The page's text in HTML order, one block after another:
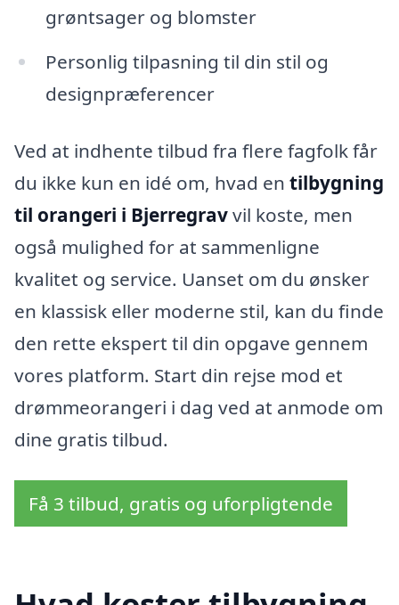
grøntsager og blomster
Personlig tilpasning til din stil og
designpræferencer
Ved at indhente tilbud fra flere fagfolk får
du ikke kun en idé om, hvad en tilbygning
til orangeri i Bjerregravvil koste, men
også mulighed for at sammenligne
kvalitet og service. Uanset om du ønsker
en klassisk eller moderne stil, kan du finde
den rette ekspert til din opgave gennem
vores platform. Start din rejse mod et
drømmeorangeri i dag ved at anmode om
dine gratis tilbud.
Få 3 tilbud, gratis og uforpligtende